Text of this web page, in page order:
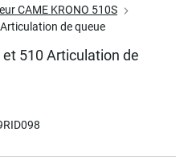
CAME KRONO 510S
de queue
et 510 Articulation de